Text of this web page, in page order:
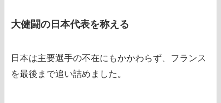
大健闘の日本代表を称える
日本は主要選手の不在にもかかわらず、フランス
を最後まで追い詰めました。